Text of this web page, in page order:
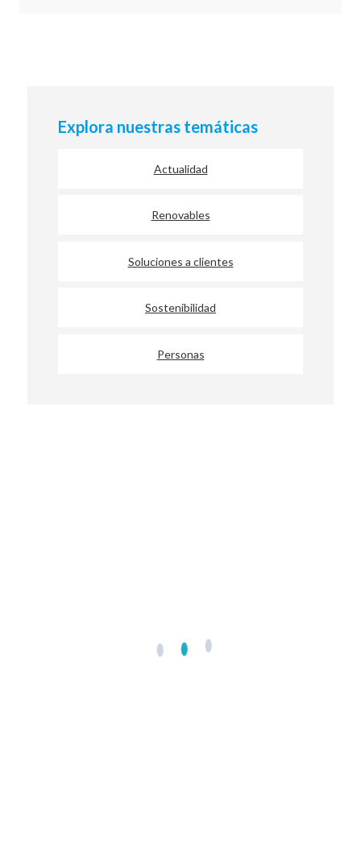
Explora nuestras temáticas
Actualidad
Renovables
Soluciones a clientes
Sostenibilidad
Personas